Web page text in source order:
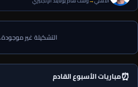
التشكيلة غير موجودة.
⏰مباريات الأسبوع القادم